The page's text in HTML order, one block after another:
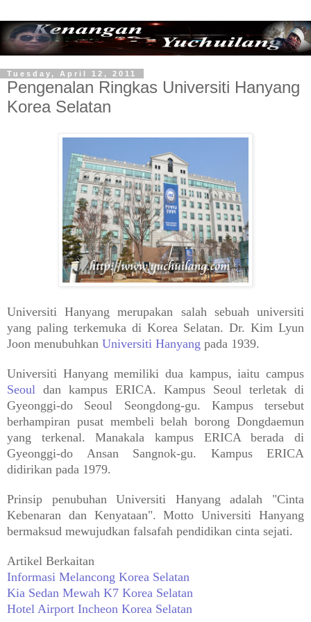
Tuesday, April 12, 2011
Pengenalan Ringkas Universiti Hanyang
Korea Selatan
Universiti Hanyang merupakan salah sebuah universiti
yang paling terkemuka di Korea Selatan. Dr. Kim Lyun
Joon menubuhkan Universiti Hanyang pada 1939.
Universiti Hanyang memiliki dua kampus, iaitu campus
Seoul dan kampus ERICA. Kampus Seoul terletak di
Gyeonggi-do Seoul Seongdong-gu. Kampus tersebut
berhampiran pusat membeli belah borong Dongdaemun
yang terkenal. Manakala kampus ERICA berada di
Gyeonggi-do Ansan Sangnok-gu. Kampus ERICA
didirikan pada 1979.
Prinsip penubuhan Universiti Hanyang adalah "Cinta
Kebenaran dan Kenyataan". Motto Universiti Hanyang
bermaksud mewujudkan falsafah pendidikan cinta sejati.
Artikel Berkaitan
Informasi Melancong Korea Selatan
Kia Sedan Mewah K7 Korea Selatan
Hotel Airport Incheon Korea Selatan